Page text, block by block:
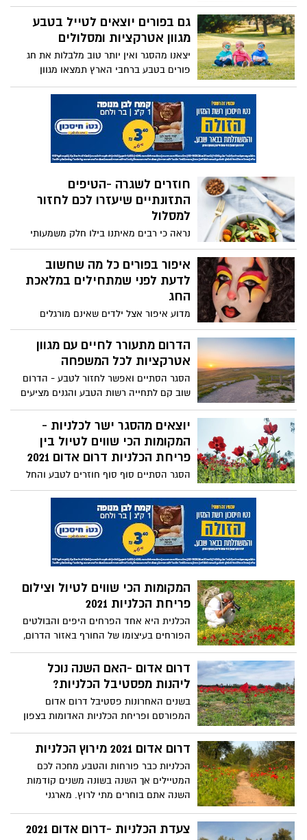
בשמורות הטבע, בגנים הלאומיים, באתרי
מורשת, ובערים. הסיורים מתבצעים באמצעות
רשות הטבע והגנים וההרשמה לסיורים החלה
בימים אלה. בשלב זה ניתן להזמין סיורים עד
ה-26.03.2021, והם צפויים להמשיך גם במהלך
חול המועד פסח. רשימת המסלולים בדרום
גם בפורים יוצאים לטייל בטבע
מגוון אטרקציות ומסלולים
יצאנו מהסגר ואין יותר טוב מלבלות את חג
פורים בטבע ברחבי הארץ תמצאו מגוון
סיורים וסיפורים, פריחות וצבעים, סיורים
מודרכים והמון אווירה פורימית בגנים
הלאומיים ובשמורות הטבע, לכם נשאר רק
לבחור:
חוזרים לשגרה -הטיפים
התזונתיים שיעזרו לכם לחזור
למסלול
נראה כי רבים מאיתנו בילו חלק משמעותי
השנה במטבח כאשר כולנו היינו סגורים בבית,
חלק מהזמן גם באכילה לא מודעת. השגרה
השתנתה באופן כל כך דרמטי בשנה שעברה,
שזה אך טבעי שסטינו מכמה מההרגלים
החזרה לחיים נורמלים, איך נחזיר את הרגלי
שינויים באורח החיים שיתמכו בתזונה בריאה
- עכשיו ובעתיד.
איפור בפורים כל מה שחשוב
לדעת לפני שמתחילים במלאכת
החג
מדוע איפור אצל ילדים שאינם מורגלים
באיפור עלולים לסבול מגירויי עור, פצעונים
ודלקות עיניים? איך להישמר? ומה באמת
חשוב לדעת לפני שמתאפרים ? ירין שחף,
הסטיילינג והתסרוקות עם הכללים לשימוש
בטוח באיפור:
הדרום מתעורר לחיים עם מגוון
אטרקציות לכל המשפחה
הסגר הסתיים ואפשר לחזור לטבע - הדרום
שוב קם לתחייה רשות הטבע והגנים מציעים
שלל של פעילויות ואטרקציות לכל המשפחה
הרשימה המלאה :
יוצאים מהסגר ישר לכלניות -
המקומות הכי שווים לטיול בין
פריחת הכלניות דרום אדום 2021
הסגר הסתיים סוף סוף חוזרים לטבע והחל
מיום ראשון תוכלו ליהנות עם בני משפחתכם
בעונה הכי יפה בשנה באזור הדרום ובה
תפגשו את מרבדי הכלניות הפרוסות בין
היישובים. הכנו לכם רשימת המלצות למקומות
שכבר הכלניות בהן פורחות - תהנו
המקומות הכי שווים לטיול וצילום
פריחת הכלניות 2021
הכלנית היא אחד הפרחים היפים והבולטים
הפורחים בעיצומו של החורף באזור הדרום,
מרבדי הכלניות, בעיקר האדומות, הם
ממאפייני הטבע והנוף המרשימים ביותר
בעונת הפריחה של החורף בין יישובי הדרום.
האדומים. אם אתם גרים באחד מהאזורים
המצוינים ברשימה גם בתקופת הסגר תוכלו
ליהנות מהמחזה המרהיב בתנאי זה בטווח
ה1000 מטר. אחרת תמתינו בסבלנות
שהממשלה תאשר את סיום הסגר והחזרה
לטבע. אל דאגה הכלניות איתנו עד מרץ.
דרום אדום -האם השנה נוכל
ליהנות מפסטיבל הכלניות?
בשנים האחרונות פסטיבל דרום אדום
המפורסם ופריחת הכלניות האדומות בצפון
הנגב משאירות סימן שאלה גדול בקרבי שוחרי
הטבע האם יתקיים הפסטיבל ? בשנים
היה טרור הבלונים והסלמה מצד לוחמי הטרור
שמעבר לגדר -רצועת עזה. אלה שהשנה מה
שעלול למנוע מ את פתיחת הפסטיבל וההנאה
ממרבדי הכלניות הוא לא אחר מנגיף הקורונה
. בממשלה הבטיחו שהסגר יהיה רק לשבועיים
דרום אדום 2021 מירוץ הכלניות
הכלניות כבר פורחות והטבע מחכה לכם
המטיילים אך השנה בשונה משנים קודמות
השנה אתם בוחרים מתי לרוץ. מארגני
הכלניות ואפשרו לכם לקבוע לרוץ עם מי שבא
צעדת הכלניות -דרום אדום 2021